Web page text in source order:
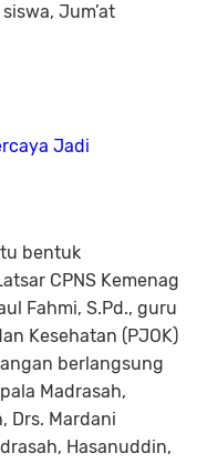
Jum’at
Jadi
bentuk
CPNS Kemenag
Fahmi, S.Pd., guru
Kesehatan (PJOK)
berlangsung
Madrasah,
Drs. Mardani
Hasanuddin,